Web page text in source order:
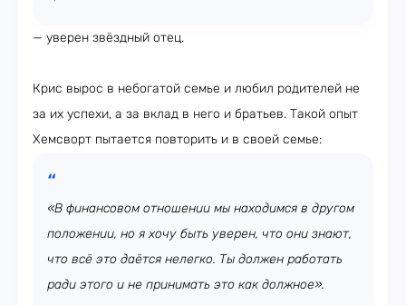
— уверен звёздный отец.
Крис вырос в небогатой семье и любил родителей не
за их успехи, а за вклад в него и братьев. Такой опыт
Хемсворт пытается повторить и в своей семье:
«В финансовом отношении мы находимся в другом
положении, но я хочу быть уверен, что они знают,
что всё это даётся нелегко. Ты должен работать
ради этого и не принимать это как должное».